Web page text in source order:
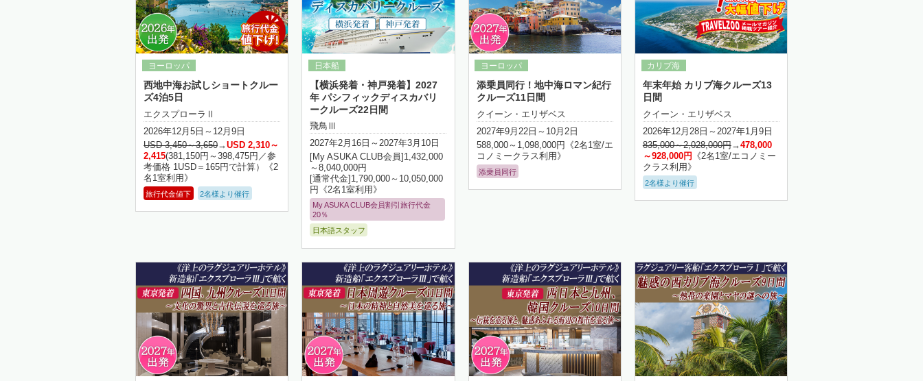
西地中海お試しショートクルー
ズ4泊5日
エクスプローラⅡ
2026年12月5日～12月9日
USD 3,450～3,650→USD 2,310～
2,415(381,150円～398,475円／参
考価格 1USD＝165円で計算）《2
名1室利用》
旅行代金値下 2名様より催行
【横浜発着・神戸発着】2027
年 パシフィックディスカバリ
ークルーズ22日間
飛鳥Ⅲ
2027年2月16日～2027年3月10日
[My ASUKA CLUB会員]1,432,000
～8,040,000円
[通常代金]1,790,000～10,050,000
円《2名1室利用》
My ASUKA CLUB会員割引旅行代金
20％
日本語スタッフ
添乗員同行！地中海ロマン紀行
クルーズ11日間
クイーン・エリザベス
2027年9月22日～10月2日
588,000～1,098,000円《2名1室/エ
コノミークラス利用》
添乗員同行
年末年始 カリブ海クルーズ13
日間
クイーン・エリザベス
2026年12月28日～2027年1月9日
835,000～2,028,000円→478,000
～928,000円
《2名1室/エコノミー
クラス利用》
2名様より催行
詳細はこちら 詳細はこちら 詳細はこちら